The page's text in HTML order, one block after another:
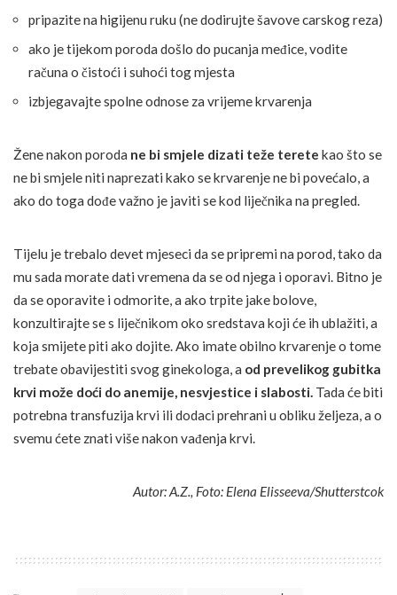
pripazite na higijenu ruku (ne dodirujte šavove carskog reza)
ako je tijekom poroda došlo do pucanja međice, vodite
računa o čistoći i suhoći tog mjesta
izbjegavajte spolne odnose za vrijeme krvarenja
Žene nakon poroda ne bi smjele dizati teže terete kao što se
ne bi smjele niti naprezati kako se krvarenje ne bi povećalo, a
ako do toga dođe važno je javiti se kod liječnika na pregled.
Tijelu je trebalo devet mjeseci da se pripremi na porod, tako da
mu sada morate dati vremena da se od njega i oporavi. Bitno je
da se oporavite i odmorite, a ako trpite jake bolove,
konzultirajte se s liječnikom oko sredstava koji će ih ublažiti, a
koja smijete piti ako dojite. Ako imate obilno krvarenje o tome
trebate obavijestiti svog ginekologa, a od prevelikog gubitka
krvi može doći do anemije, nesvjestice i slabosti. Tada će biti
potrebna transfuzija krvi ili dodaci prehrani u obliku željeza, a o
svemu ćete znati više nakon vađenja krvi.
Autor: A.Z., Foto: Elena Elisseeva/Shutterstcok